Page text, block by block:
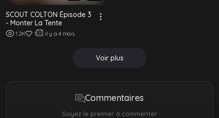
SCOUT COLTON Épisode 3
- Monter La Tente
1.2K 1 il y a 4 mois
Voir plus
Commentaires
Soyez le premier à commenter